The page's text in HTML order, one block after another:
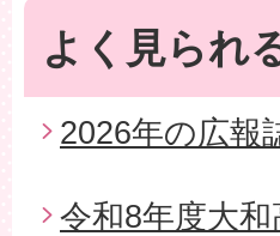
よく見られ
2026年の広報
令和8年度大